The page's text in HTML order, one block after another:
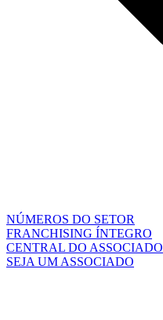
NÚMEROS DO SETOR
FRANCHISING ÍNTEGRO
CENTRAL DO ASSOCIADO
SEJA UM ASSOCIADO